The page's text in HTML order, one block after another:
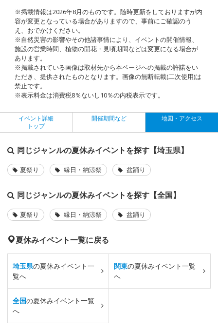
※掲載情報は2026年8月のものです。随時更新をしておりますが内
容が変更となっている場合がありますので、事前にご確認のう
え、おでかけください。
※自然災害の影響やその他諸事情により、イベントの開催情報、
施設の営業時間、植物の開花・見頃期間などは変更になる場合が
あります。
※掲載されている画像は取材先から本ページへの掲載の許諾をい
ただき、提供されたものとなります。画像の無断転載(二次使用)は
禁止です。
※表示料金は消費税8％ないし10％の内税表示です。
イベント詳細
トップ
開催期間など 地図・アクセス
同じジャンルの夏休みイベントを探す【埼玉県】
夏祭り 縁日・納涼祭 盆踊り
同じジャンルの夏休みイベントを探す【全国】
夏祭り 縁日・納涼祭 盆踊り
夏休みイベント一覧に戻る
埼玉県の夏休みイベント一
覧へ
関東の夏休みイベント一覧
へ
全国の夏休みイベント一覧
へ